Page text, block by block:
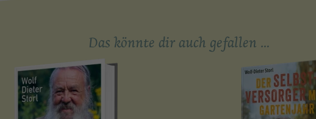
Das könnte dir auch gefallen …